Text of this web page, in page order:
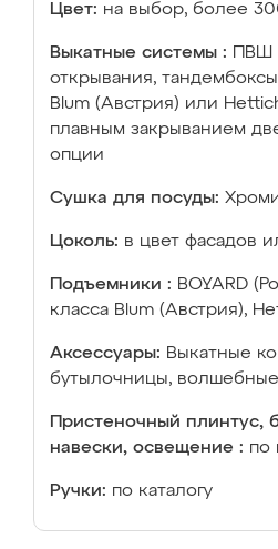
Цвет: на выбор, более
Выкатные системы :
ПВШ
открывания, тандембоксы
Blum (Австрия) или
плавным закрыванием
опции
Сушка для посуды:
Цоколь: в цвет фасадов
Подъемники : BOYARD
класса Blum (Австрия),
Аксессуары: Выкатные
бутылочницы, волшебные
Пристеночный плинтус,
навески, освещение : по
Ручки: по каталогу